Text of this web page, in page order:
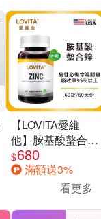
【LOVITA愛維
他】胺基酸螯合鋅
x2瓶30mg素食錠
(鋅錠)
$680
滿額送3%
看更多